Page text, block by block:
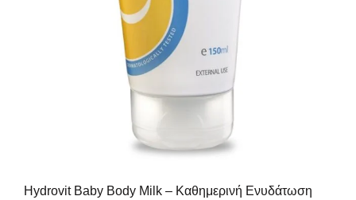
Hydrovit Baby Body Milk – Καθημερινή Ενυδάτωση